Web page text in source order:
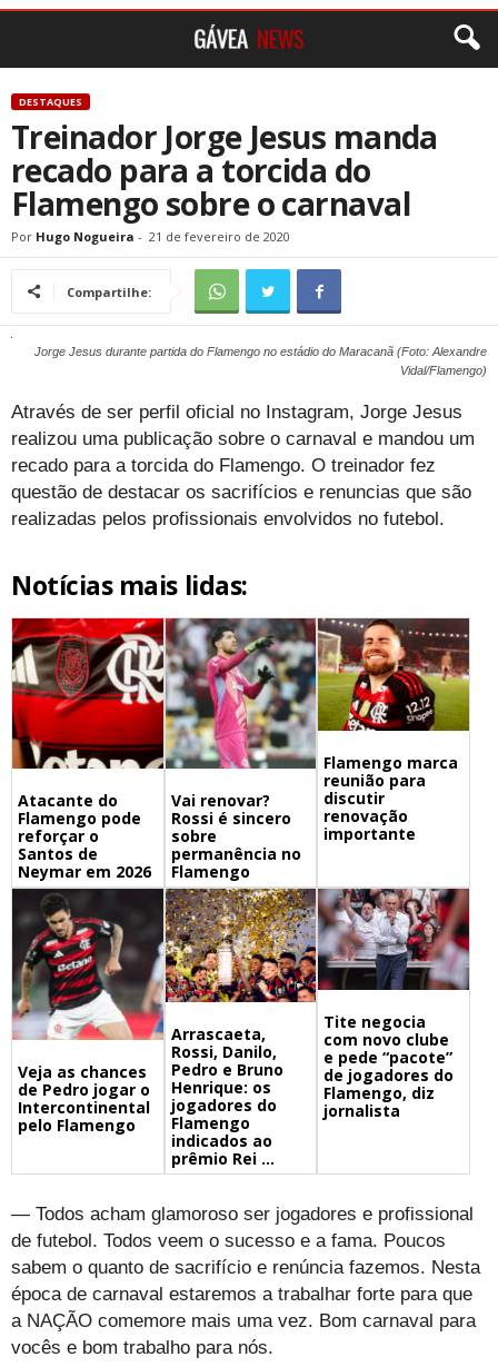
DESTAQUES
Treinador Jorge Jesus manda
recado para a torcida do
Flamengo sobre o carnaval
Por Hugo Nogueira - 21 de fevereiro de 2020
Compartilhe:
Jorge Jesus durante partida do Flamengo no estádio do Maracanã (Foto: Alexandre
Vidal/Flamengo)
Através de ser perfil oficial no Instagram, Jorge Jesus
realizou uma publicação sobre o carnaval e mandou um
recado para a torcida do Flamengo. O treinador fez
questão de destacar os sacrifícios e renuncias que são
realizadas pelos profissionais envolvidos no futebol.
Notícias mais lidas:
Atacante do
Flamengo pode
reforçar o
Santos de
Neymar em 2026
Vai renovar?
Rossi é sincero
sobre
permanência no
Flamengo
Flamengo marca
reunião para
discutir
renovação
importante
Veja as chances
de Pedro jogar o
Intercontinental
pelo Flamengo
Arrascaeta,
Rossi, Danilo,
Pedro e Bruno
Henrique: os
jogadores do
Flamengo
indicados ao
prêmio Rei ...
Tite negocia
com novo clube
e pede “pacote”
de jogadores do
Flamengo, diz
jornalista
— Todos acham glamoroso ser jogadores e profissional
de futebol. Todos veem o sucesso e a fama. Poucos
sabem o quanto de sacrifício e renúncia fazemos. Nesta
época de carnaval estaremos a trabalhar forte para que
a NAÇÃO comemore mais uma vez. Bom carnaval para
vocês e bom trabalho para nós.